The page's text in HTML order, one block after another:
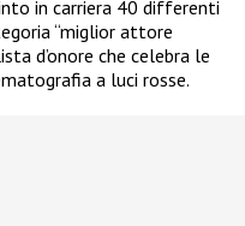
in carriera 40 differenti
“miglior attore
d’onore che celebra le
a luci rosse.